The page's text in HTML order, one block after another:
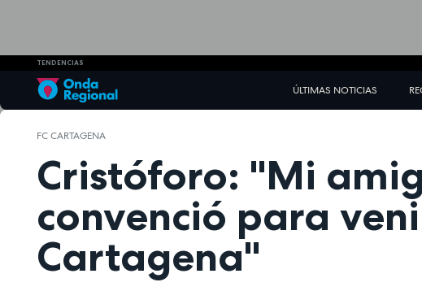
TENDENCIAS
ÚLTIMAS NOTICIAS
FC CARTAGENA
Cristóforo: "Mi
convenció para
Cartagena"